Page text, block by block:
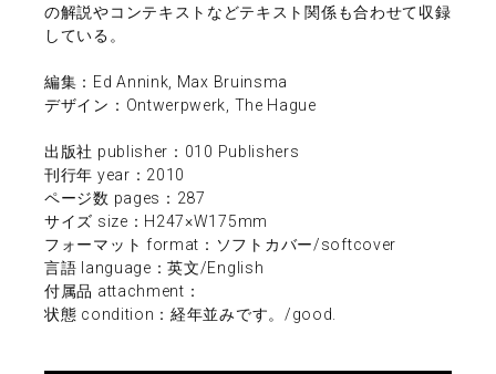
の解説やコンテキストなどテキスト関係も合わせて収録
している。
編集：Ed Annink, Max Bruinsma
デザイン：Ontwerpwerk, The Hague
出版社 publisher：010 Publishers
刊行年 year：2010
ページ数 pages：287
サイズ size：H247×W175mm
フォーマット format：ソフトカバー/softcover
言語 language：英文/English
付属品 attachment：
状態 condition：経年並みです。/good.